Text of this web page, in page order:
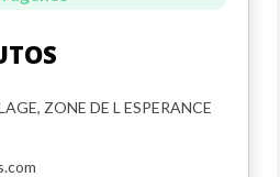
ZONE DE L ESPERANCE